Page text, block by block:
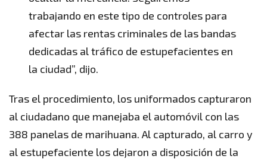
trabajando en este tipo de controles para
afectar las rentas criminales de las bandas
dedicadas al tráfico de estupefacientes en
la ciudad”, dijo.
Tras el procedimiento, los uniformados capturaron
al ciudadano que manejaba el automóvil con las
388 panelas de marihuana. Al capturado, al carro y
al estupefaciente los dejaron a disposición de la